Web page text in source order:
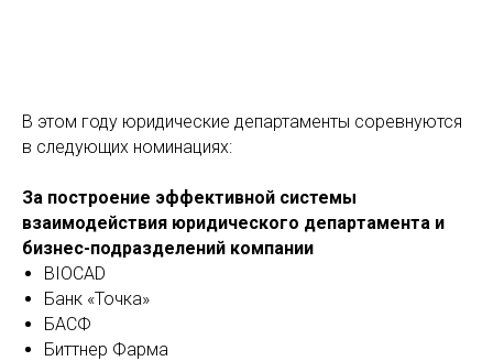
В этом году юридические департаменты соревнуются
в следующих номинациях:
За построение эффективной системы
взаимодействия юридического департамента и
бизнес-подразделений компании
BIOCAD
Банк «Точка»
БАСФ
Биттнер Фарма